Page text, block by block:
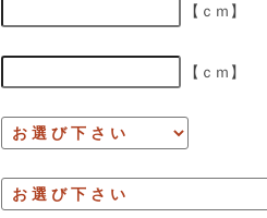
【ｃｍ】
【ｃｍ】